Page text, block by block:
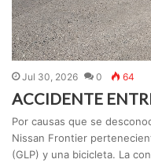
Jul 30, 2026 0 64
ACCIDENTE
Por causas que se
Nissan Frontier
(GLP) y una bicicleta. La